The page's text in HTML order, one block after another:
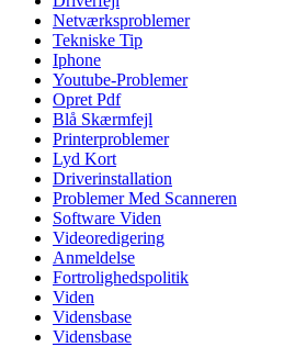
Netværksproblemer
Tekniske Tip
Iphone
Youtube-Problemer
Opret Pdf
Blå Skærmfejl
Printerproblemer
Lyd Kort
Driverinstallation
Problemer Med Scanneren
Software Viden
Videoredigering
Anmeldelse
Fortrolighedspolitik
Viden
Vidensbase
Vidensbase